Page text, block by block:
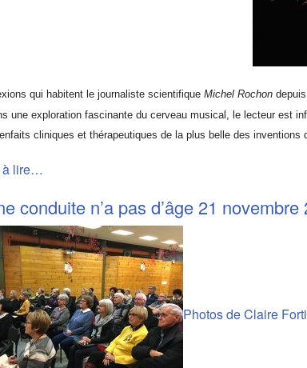
qui habitent le journaliste scientifique Michel Rochon
une exploration fascinante du cerveau musical, le lecteur est
cliniques et thérapeutiques de la plus belle des inventions
à lire…
conduite n’a pas d’âge 21 novembre
Photos de Claire